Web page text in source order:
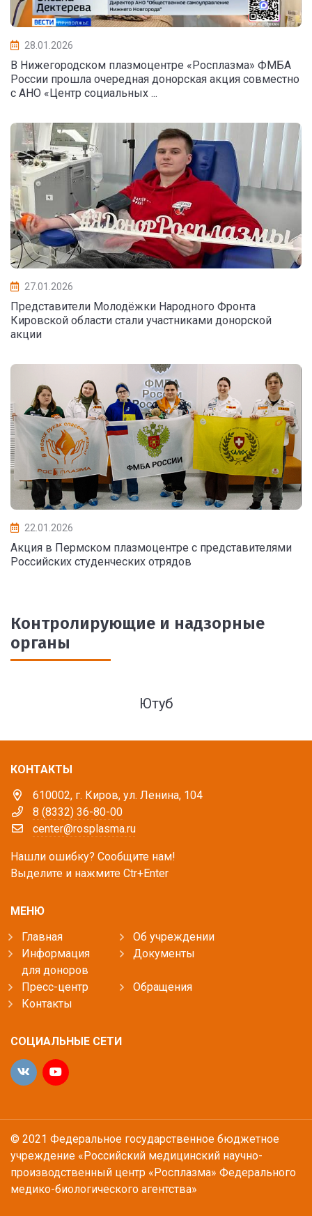
28.01.2026
В Нижегородском плазмоцентре «Росплазма» ФМБА
России прошла очередная донорская акция совместно
с АНО «Центр социальных ...
27.01.2026
Представители Молодёжки Народного Фронта
Кировской области стали участниками донорской
акции
22.01.2026
Акция в Пермском плазмоцентре с представителями
Российских студенческих отрядов
Контролирующие и надзорные
органы
Ютуб
КОНТАКТЫ
610002, г. Киров, ул. Ленина, 104
8 (8332) 36-80-00
center@rosplasma.ru
Нашли ошибку? Сообщите нам!
Выделите и нажмите Ctr+Enter
МЕНЮ
Главная
Об учреждении
Информация
для доноров
Документы
Пресс-центр
Обращения
Контакты
СОЦИАЛЬНЫЕ СЕТИ
© 2021 Федеральное государственное бюджетное
учреждение «Российский медицинский научно-
производственный центр «Росплазма» Федерального
медико-биологического агентства»